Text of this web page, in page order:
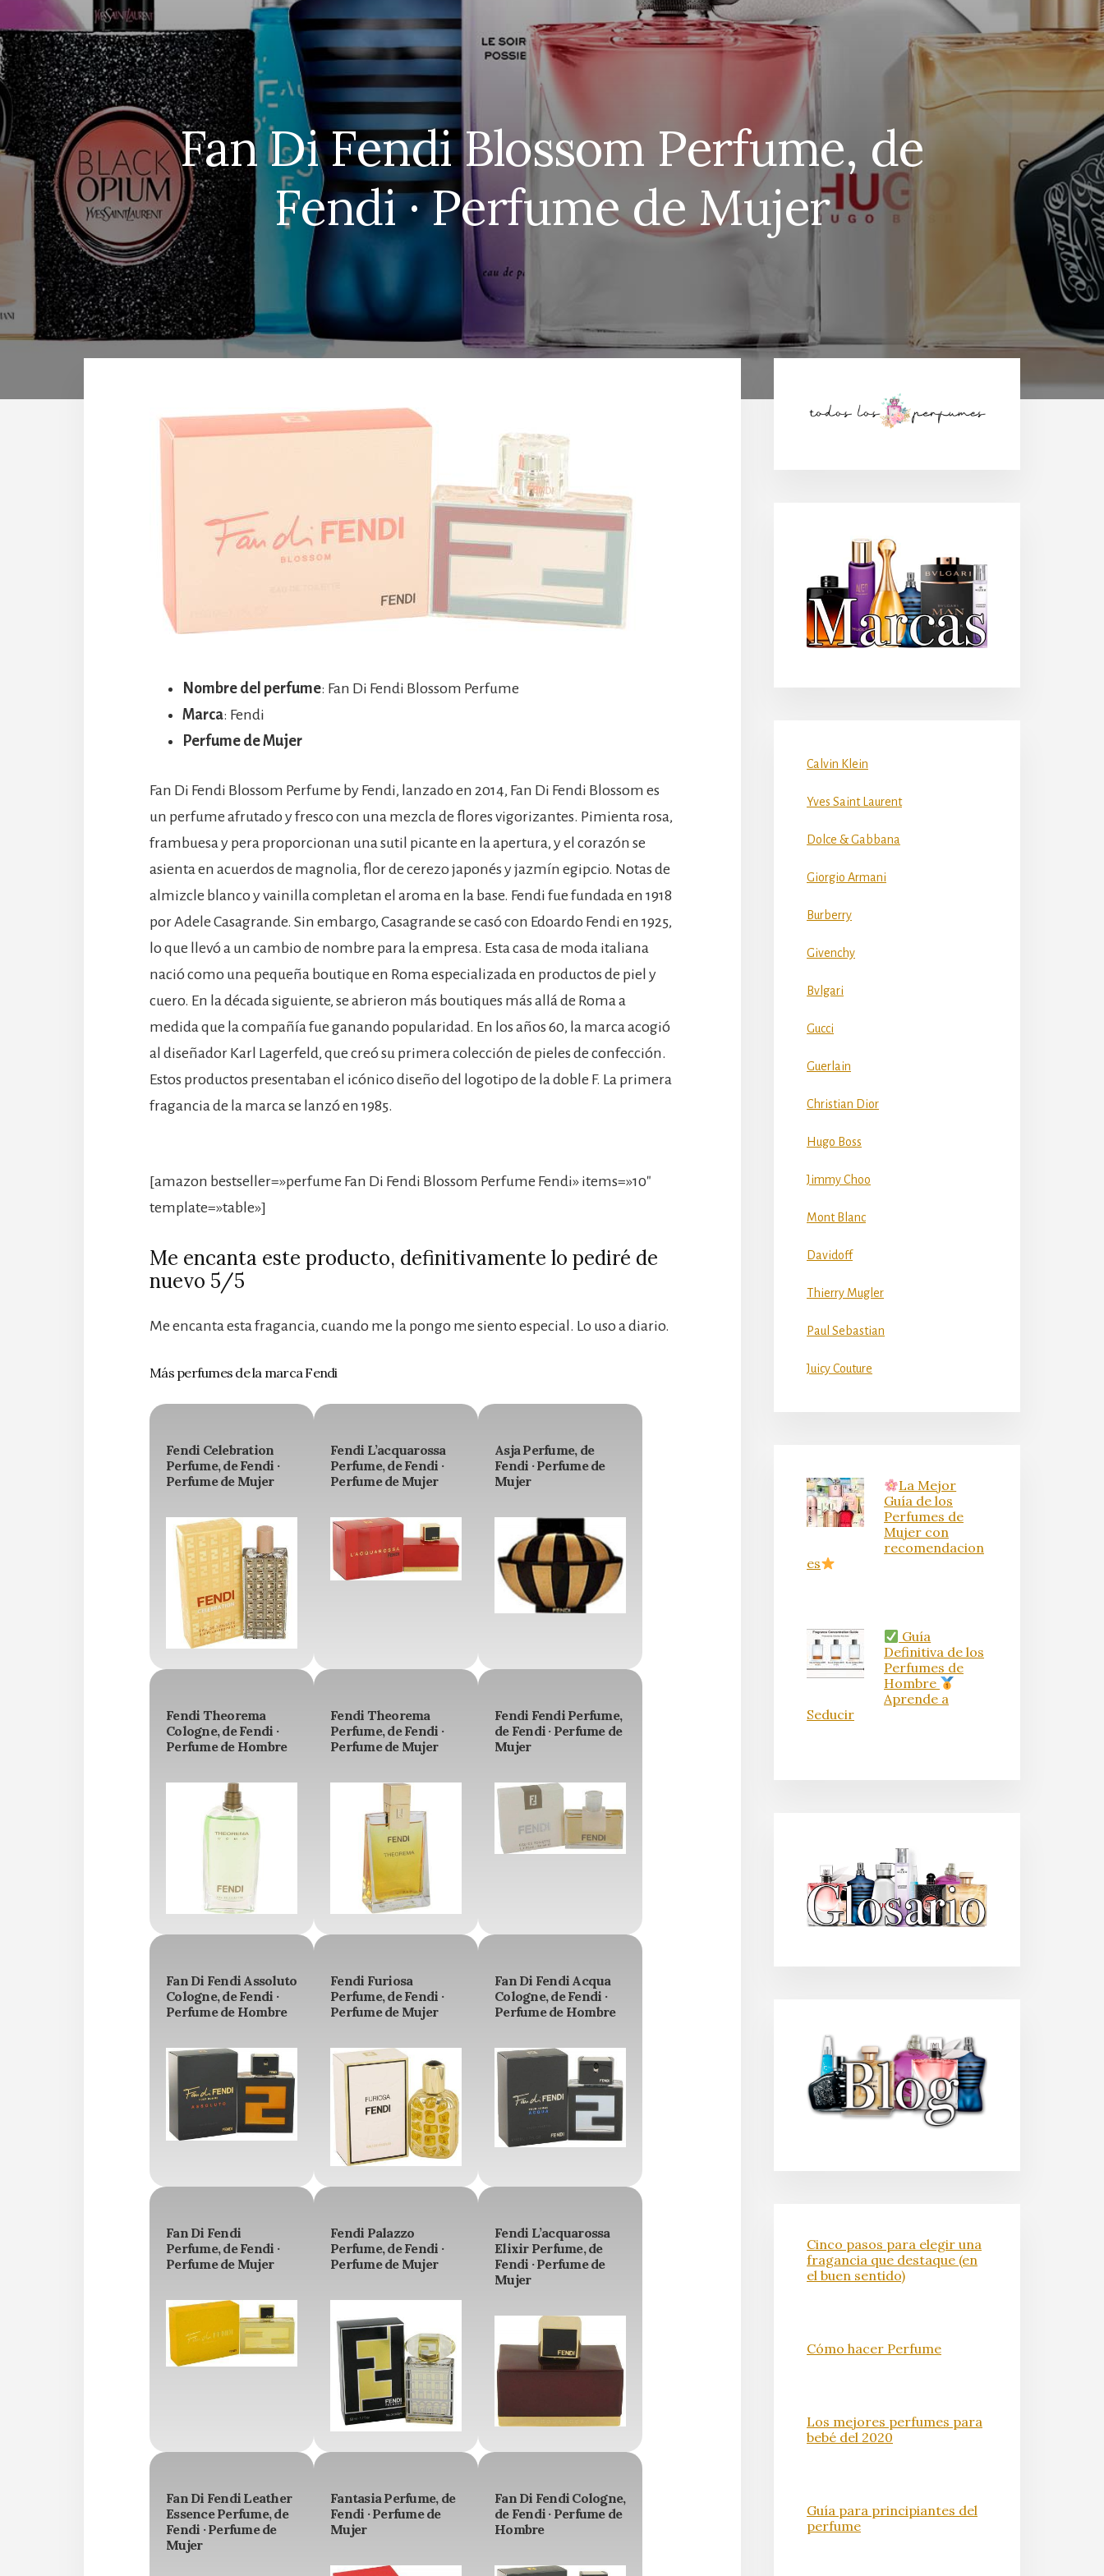
Fan Di Fendi Blossom Perfume, de
Fendi · Perfume de Mujer
Nombre del perfume: Fan Di Fendi Blossom Perfume
Marca: Fendi
Perfume de Mujer
Fan Di Fendi Blossom Perfume by Fendi, lanzado en 2014, Fan Di Fendi Blossom es
un perfume afrutado y fresco con una mezcla de flores vigorizantes. Pimienta rosa,
frambuesa y pera proporcionan una sutil picante en la apertura, y el corazón se
asienta en acuerdos de magnolia, flor de cerezo japonés y jazmín egipcio. Notas de
almizcle blanco y vainilla completan el aroma en la base. Fendi fue fundada en 1918
por Adele Casagrande. Sin embargo, Casagrande se casó con Edoardo Fendi en 1925,
lo que llevó a un cambio de nombre para la empresa. Esta casa de moda italiana
nació como una pequeña boutique en Roma especializada en productos de piel y
cuero. En la década siguiente, se abrieron más boutiques más allá de Roma a
medida que la compañía fue ganando popularidad. En los años 60, la marca acogió
al diseñador Karl Lagerfeld, que creó su primera colección de pieles de confección.
Estos productos presentaban el icónico diseño del logotipo de la doble F. La primera
fragancia de la marca se lanzó en 1985.
[amazon bestseller=»perfume Fan Di Fendi Blossom Perfume Fendi» items=»10″
template=»table»]
Me encanta este producto, definitivamente lo pediré de
nuevo 5/5
Me encanta esta fragancia, cuando me la pongo me siento especial. Lo uso a diario.
Más perfumes de la marca Fendi
Fendi Celebration
Perfume, de Fendi ·
Perfume de Mujer
Fendi L’acquarossa
Perfume, de Fendi ·
Perfume de Mujer
Asja Perfume, de
Fendi · Perfume de
Mujer
Fendi Theorema
Cologne, de Fendi ·
Perfume de Hombre
Fendi Theorema
Perfume, de Fendi ·
Perfume de Mujer
Fendi Fendi Perfume,
de Fendi · Perfume de
Mujer
Fan Di Fendi Assoluto
Cologne, de Fendi ·
Perfume de Hombre
Fendi Furiosa
Perfume, de Fendi ·
Perfume de Mujer
Fan Di Fendi Acqua
Cologne, de Fendi ·
Perfume de Hombre
Fan Di Fendi
Perfume, de Fendi ·
Perfume de Mujer
Fendi Palazzo
Perfume, de Fendi ·
Perfume de Mujer
Fendi L’acquarossa
Elixir Perfume, de
Fendi · Perfume de
Mujer
Fan Di Fendi Leather
Essence Perfume, de
Fendi · Perfume de
Mujer
Fantasia Perfume, de
Fendi · Perfume de
Mujer
Fan Di Fendi Cologne,
de Fendi · Perfume de
Hombre
lateral
Calvin Klein
Yves Saint Laurent
Dolce & Gabbana
Giorgio Armani
Burberry
Givenchy
Bvlgari
Gucci
Guerlain
Christian Dior
Hugo Boss
Jimmy Choo
Mont Blanc
Davidoff
Thierry Mugler
Paul Sebastian
Juicy Couture
La Mejor
Guía de los
Perfumes de
Mujer con
recomendacion
es
Guía
Definitiva de los
Perfumes de
Hombre
Aprende a
Seducir
Cinco pasos para elegir una
fragancia que destaque (en
el buen sentido)
Cómo hacer Perfume
Los mejores perfumes para
bebé del 2020
Guía para principiantes del
perfume